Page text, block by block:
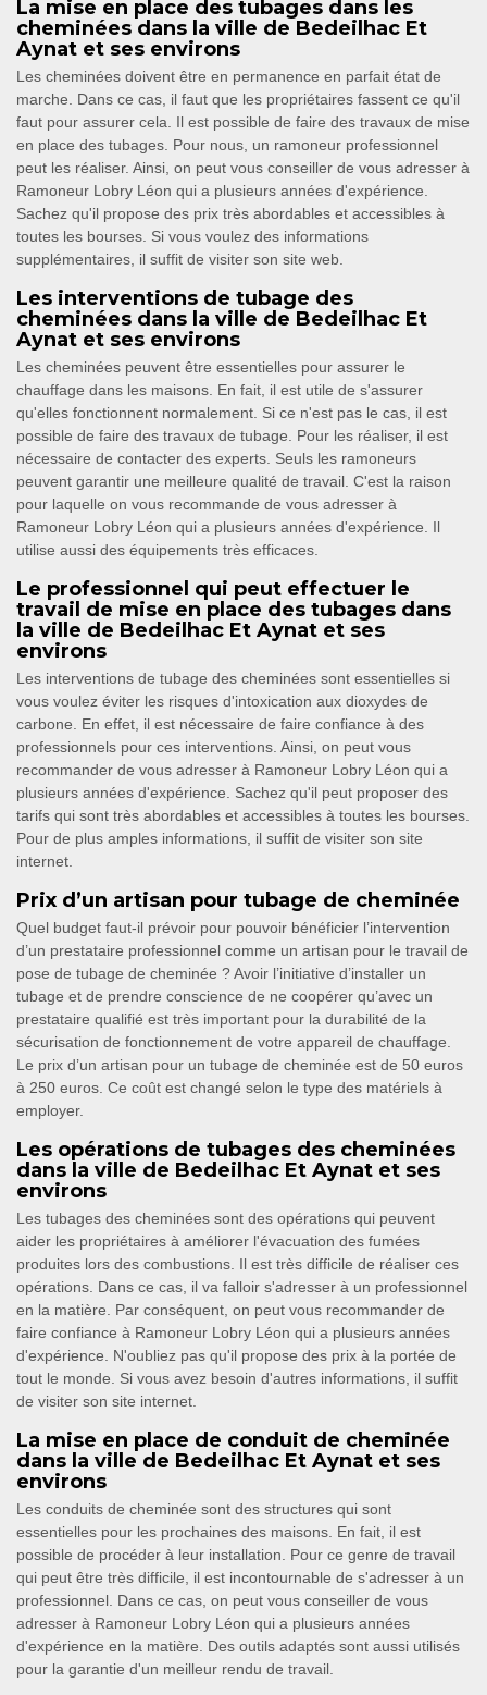
La mise en place des tubages dans les
cheminées dans la ville de Bedeilhac Et
Aynat et ses environs
Les cheminées doivent être en permanence en parfait état de
marche. Dans ce cas, il faut que les propriétaires fassent ce qu'il
faut pour assurer cela. Il est possible de faire des travaux de mise
en place des tubages. Pour nous, un ramoneur professionnel
peut les réaliser. Ainsi, on peut vous conseiller de vous adresser à
Ramoneur Lobry Léon qui a plusieurs années d'expérience.
Sachez qu'il propose des prix très abordables et accessibles à
toutes les bourses. Si vous voulez des informations
supplémentaires, il suffit de visiter son site web.
Les interventions de tubage des
cheminées dans la ville de Bedeilhac Et
Aynat et ses environs
Les cheminées peuvent être essentielles pour assurer le
chauffage dans les maisons. En fait, il est utile de s'assurer
qu'elles fonctionnent normalement. Si ce n'est pas le cas, il est
possible de faire des travaux de tubage. Pour les réaliser, il est
nécessaire de contacter des experts. Seuls les ramoneurs
peuvent garantir une meilleure qualité de travail. C'est la raison
pour laquelle on vous recommande de vous adresser à
Ramoneur Lobry Léon qui a plusieurs années d'expérience. Il
utilise aussi des équipements très efficaces.
Le professionnel qui peut effectuer le
travail de mise en place des tubages dans
la ville de Bedeilhac Et Aynat et ses
environs
Les interventions de tubage des cheminées sont essentielles si
vous voulez éviter les risques d'intoxication aux dioxydes de
carbone. En effet, il est nécessaire de faire confiance à des
professionnels pour ces interventions. Ainsi, on peut vous
recommander de vous adresser à Ramoneur Lobry Léon qui a
plusieurs années d'expérience. Sachez qu'il peut proposer des
tarifs qui sont très abordables et accessibles à toutes les bourses.
Pour de plus amples informations, il suffit de visiter son site
internet.
Prix d’un artisan pour tubage de cheminée
Quel budget faut-il prévoir pour pouvoir bénéficier l’intervention
d’un prestataire professionnel comme un artisan pour le travail de
pose de tubage de cheminée ? Avoir l’initiative d’installer un
tubage et de prendre conscience de ne coopérer qu’avec un
prestataire qualifié est très important pour la durabilité de la
sécurisation de fonctionnement de votre appareil de chauffage.
Le prix d’un artisan pour un tubage de cheminée est de 50 euros
à 250 euros. Ce coût est changé selon le type des matériels à
employer.
Les opérations de tubages des cheminées
dans la ville de Bedeilhac Et Aynat et ses
environs
Les tubages des cheminées sont des opérations qui peuvent
aider les propriétaires à améliorer l'évacuation des fumées
produites lors des combustions. Il est très difficile de réaliser ces
opérations. Dans ce cas, il va falloir s'adresser à un professionnel
en la matière. Par conséquent, on peut vous recommander de
faire confiance à Ramoneur Lobry Léon qui a plusieurs années
d'expérience. N'oubliez pas qu'il propose des prix à la portée de
tout le monde. Si vous avez besoin d'autres informations, il suffit
de visiter son site internet.
La mise en place de conduit de cheminée
dans la ville de Bedeilhac Et Aynat et ses
environs
Les conduits de cheminée sont des structures qui sont
essentielles pour les prochaines des maisons. En fait, il est
possible de procéder à leur installation. Pour ce genre de travail
qui peut être très difficile, il est incontournable de s'adresser à un
professionnel. Dans ce cas, on peut vous conseiller de vous
adresser à Ramoneur Lobry Léon qui a plusieurs années
d'expérience en la matière. Des outils adaptés sont aussi utilisés
pour la garantie d'un meilleur rendu de travail.